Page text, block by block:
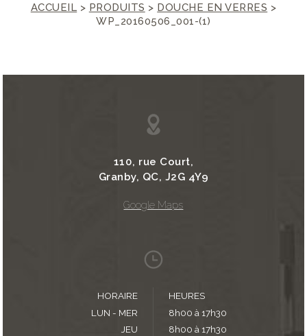
ACCUEIL > PRODUITS > DOUCHE EN VERRES >
WP_20160506_001-(1)
110, rue Court,
Granby, QC, J2G 4Y9
Google Maps
HORAIRE
HEURES
LUN - MER
8h00 à 17h30
JEU
8h00 à 17h30